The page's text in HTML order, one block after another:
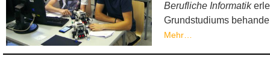
Berufliche Informatik
Grundstudiums
Mehr…